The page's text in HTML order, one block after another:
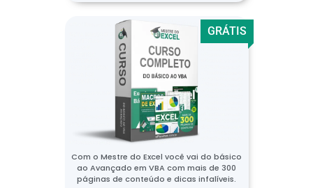
GRÁTIS
Com o Mestre do Excel você vai do básico
ao Avançado em VBA com mais de 300
páginas de conteúdo e dicas infalíveis.